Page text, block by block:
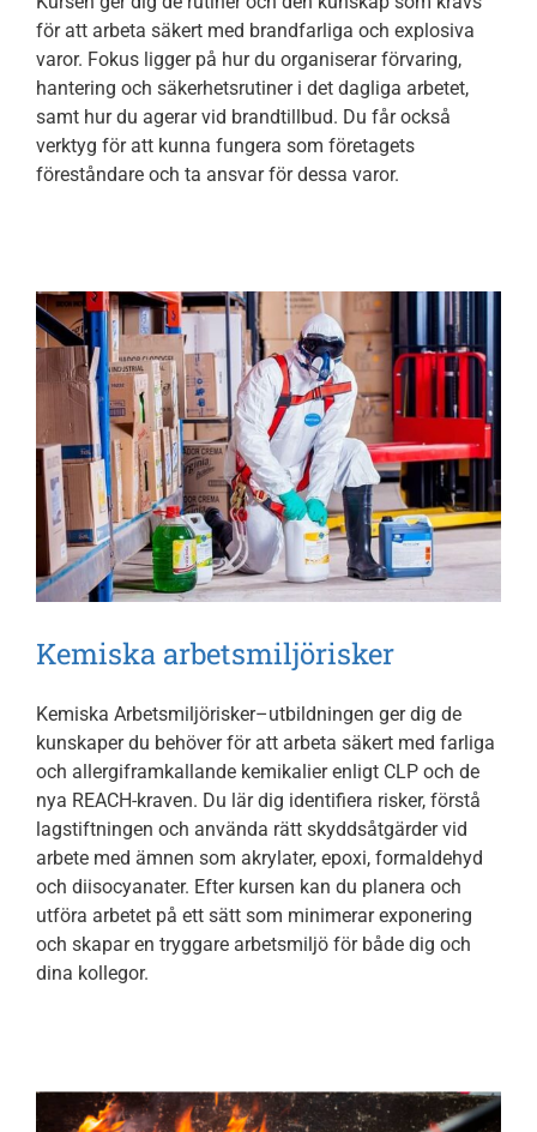
för att arbeta säkert med brandfarliga och explosiva
varor. Fokus ligger på hur du organiserar förvaring,
hantering och säkerhetsrutiner i det dagliga arbetet,
samt hur du agerar vid brandtillbud. Du får också
verktyg för att kunna fungera som företagets
föreståndare och ta ansvar för dessa varor.
Kemiska arbetsmiljörisker
Kemiska Arbetsmiljörisker–utbildningen ger dig de
kunskaper du behöver för att arbeta säkert med farliga
och allergiframkallande kemikalier enligt CLP och de
nya REACH-kraven. Du lär dig identifiera risker, förstå
lagstiftningen och använda rätt skyddsåtgärder vid
arbete med ämnen som akrylater, epoxi, formaldehyd
och diisocyanater. Efter kursen kan du planera och
utföra arbetet på ett sätt som minimerar exponering
och skapar en tryggare arbetsmiljö för både dig och
dina kollegor.